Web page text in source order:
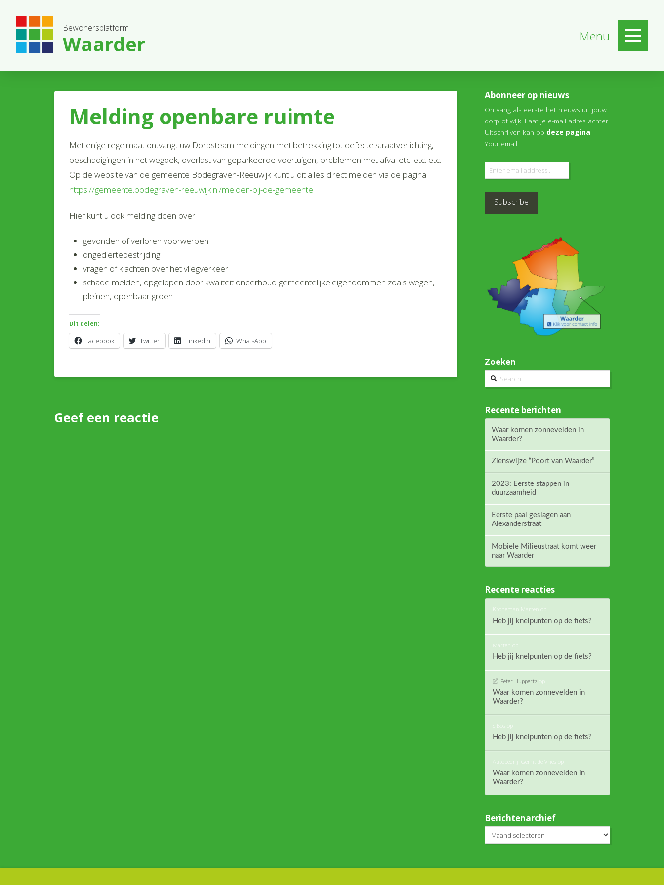
Bewonersplatform
Waarder Menu
Melding openbare ruimte
Met enige regelmaat ontvangt uw Dorpsteam meldingen met betrekking tot defecte straatverlichting,
beschadigingen in het wegdek, overlast van geparkeerde voertuigen, problemen met afval etc. etc. etc.
Op de website van de gemeente Bodegraven-Reeuwijk kunt u dit alles direct melden via de pagina
https://gemeente.bodegraven-reeuwijk.nl/melden-bij-de-gemeente
Hier kunt u ook melding doen over :
gevonden of verloren voorwerpen
ongediertebestrijding
vragen of klachten over het vliegverkeer
schade melden, opgelopen door kwaliteit onderhoud gemeentelijke eigendommen zoals wegen,
pleinen, openbaar groen
Dit delen:
Facebook Twitter LinkedIn WhatsApp
Geef een reactie
Abonneer op nieuws
Ontvang als eerste het nieuws uit jouw
dorp of wijk. Laat je e-mail adres achter.
Uitschrijven kan op deze pagina
Your email:
Zoeken
Search
Recente berichten
Waar komen zonnevelden in
Waarder?
Zienswijze “Poort van Waarder”
2023: Eerste stappen in
duurzaamheid
Eerste paal geslagen aan
Alexanderstraat
Mobiele Milieustraat komt weer
naar Waarder
Recente reacties
Kroneman Marten op
Heb jij knelpunten op de fiets?
Marten op
Heb jij knelpunten op de fiets?
Peter Huppertz op
Waar komen zonnevelden in
Waarder?
S.Bos op
Heb jij knelpunten op de fiets?
Autobedrijf Gerrit de Vries op
Waar komen zonnevelden in
Waarder?
Berichtenarchief
Berichtenarchief